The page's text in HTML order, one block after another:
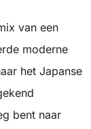
van een
moderne
het Japanse
bent naar